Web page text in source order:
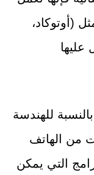
(أوتوكاد،
عليها
للهندسة
من الهاتف
التي يمكن